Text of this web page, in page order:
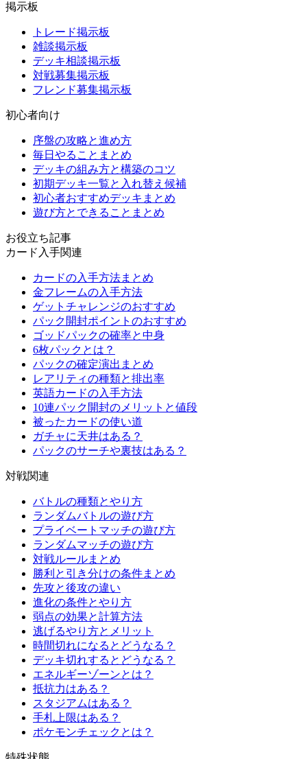
掲示板
トレード掲示板
雑談掲示板
デッキ相談掲示板
対戦募集掲示板
フレンド募集掲示板
初心者向け
序盤の攻略と進め方
毎日やることまとめ
デッキの組み方と構築のコツ
初期デッキ一覧と入れ替え候補
初心者おすすめデッキまとめ
遊び方とできることまとめ
お役立ち記事
カード入手関連
カードの入手方法まとめ
金フレームの入手方法
ゲットチャレンジのおすすめ
パック開封ポイントのおすすめ
ゴッドパックの確率と中身
6枚パックとは？
パックの確定演出まとめ
レアリティの種類と排出率
英語カードの入手方法
10連パック開封のメリットと値段
被ったカードの使い道
ガチャに天井はある？
パックのサーチや裏技はある？
対戦関連
バトルの種類とやり方
ランダムバトルの遊び方
プライベートマッチの遊び方
ランダムマッチの遊び方
対戦ルールまとめ
勝利と引き分けの条件まとめ
先攻と後攻の違い
進化の条件とやり方
弱点の効果と計算方法
逃げるやり方とメリット
時間切れになるとどうなる？
デッキ切れするとどうなる？
エネルギーゾーンとは？
抵抗力はある？
スタジアムはある？
手札上限はある？
ポケモンチェックとは？